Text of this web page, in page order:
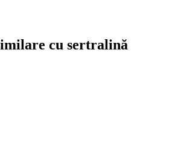
cu sertralină